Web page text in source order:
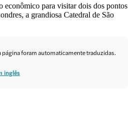
econômico para visitar dois dos pontos
a grandiosa Catedral de São
foram automaticamente traduzidas.
inglês